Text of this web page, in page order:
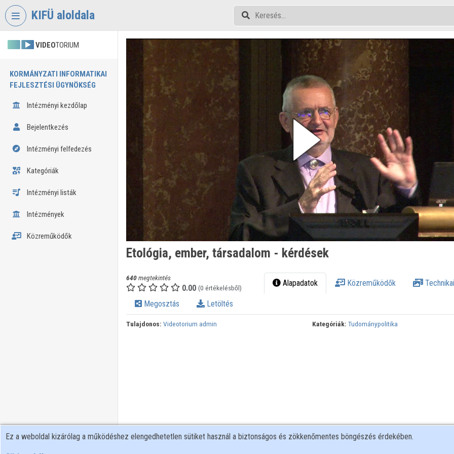
Fejléc kihagyása
KIFÜ aloldala
VIDEOTORIUM
KORMÁNYZATI INFORMATIKAI
FEJLESZTÉSI ÜGYNÖKSÉG
Intézményi kezdőlap
Bejelentkezés
Intézményi felfedezés
Kategóriák
Intézményi listák
Intézmények
Közreműködők
Etológia, ember, társadalom - kérdések
640megtekintés
0.00 (0 értékelésből) Alapadatok Közreműködők
Megosztás Letöltés
Tulajdonos: Videotorium admin Kategóriák: Tudománypolitika
Ez a weboldal kizárólag a működéshez elengedhetetlen sütiket használ a biztonságos és zökkenőmentes böngészés érdekében.